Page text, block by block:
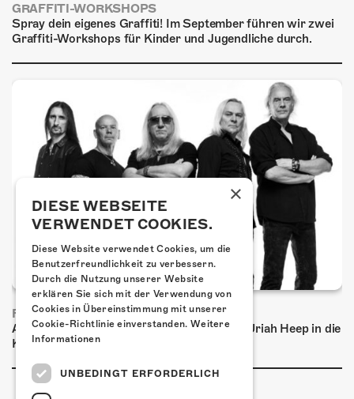
GRAFFITI-WORKSHOPS
Spray dein eigenes Graffiti! Im September führen wir zwei
Graffiti-Workshops für Kinder und Jugendliche durch.
FRISCH BESTÄTIGT: URIAH HEEP
Am Sonntag, 15. November 2026 kommen Uriah Heep in die
Kulturfabrik Kofmehl!
×
DIESE WEBSEITE
VERWENDET COOKIES.
Diese Website verwendet Cookies, um die
Benutzerfreundlichkeit zu verbessern.
Durch die Nutzung unserer Website
erklären Sie sich mit der Verwendung von
Cookies in Übereinstimmung mit unserer
Cookie-Richtlinie einverstanden. Weitere
Informationen
UNBEDINGT ERFORDERLICH